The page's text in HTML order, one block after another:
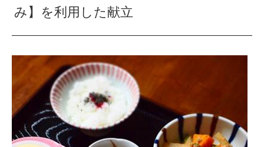
み】を利用した献立